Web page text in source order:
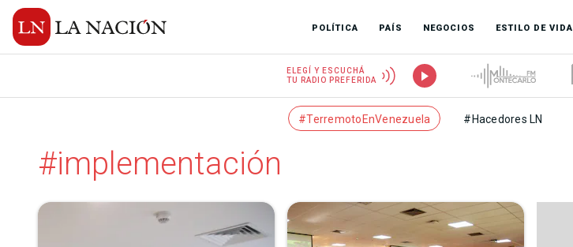
POLÍTICA PAÍS NEGOCIOS ESTILO DE VIDA
ELEGÍ Y ESCUCHÁ
TU RADIO PREFERIDA
#TerremotoEnVenezuela #Hacedores LN
#implementación